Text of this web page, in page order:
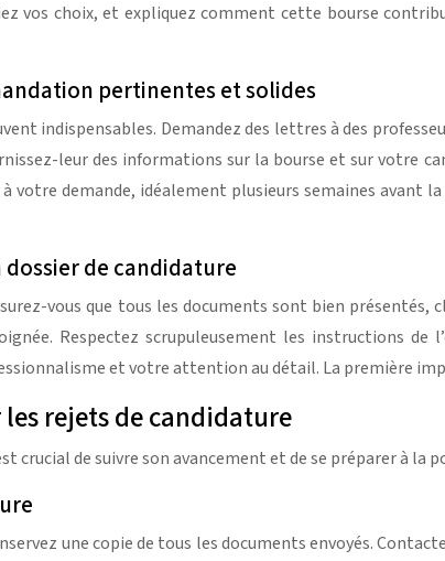
vos choix, et expliquez comment cette bourse
pertinentes et solides
indispensables. Demandez des lettres à des
leur des informations sur la bourse et sur votre
demande, idéalement plusieurs semaines avant
de candidature
vous que tous les documents sont bien
Respectez scrupuleusement les instructions
et votre attention au détail. La première
rejets de candidature
crucial de suivre son avancement et de se préparer à la
une copie de tous les documents envoyés.